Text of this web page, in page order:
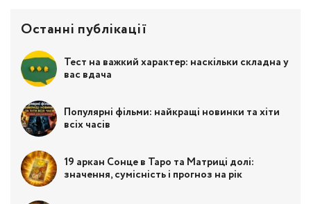
Останні публікації
Тест на важкий характер: наскільки складна у
вас вдача
Популярні фільми: найкращі новинки та хіти
всіх часів
19 аркан Сонце в Таро та Матриці долі:
значення, сумісність і прогноз на рік